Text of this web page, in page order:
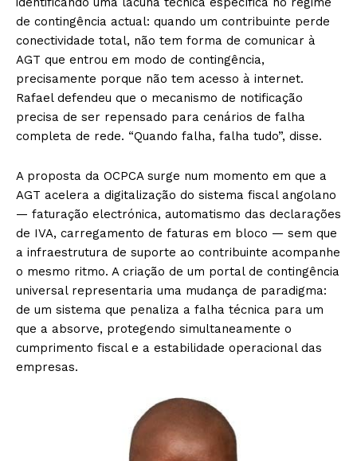
de contingência actual: quando um contribuinte perde
conectividade total, não tem forma de comunicar à
AGT que entrou em modo de contingência,
precisamente porque não tem acesso à internet.
Rafael defendeu que o mecanismo de notificação
precisa de ser repensado para cenários de falha
completa de rede. “Quando falha, falha tudo”, disse.
A proposta da OCPCA surge num momento em que a
AGT acelera a digitalização do sistema fiscal angolano
— faturação electrónica, automatismo das declarações
de IVA, carregamento de faturas em bloco — sem que
a infraestrutura de suporte ao contribuinte acompanhe
o mesmo ritmo. A criação de um portal de contingência
universal representaria uma mudança de paradigma:
de um sistema que penaliza a falha técnica para um
que a absorve, protegendo simultaneamente o
cumprimento fiscal e a estabilidade operacional das
empresas.